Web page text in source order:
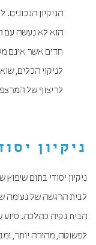
הניקיון
הוא לא נעשה עם
חדים אשר אינם
לניקוי הכלים,
לריצוף של
ניקיון
ניקיון יסודי בתום
לבית הרגשה של נעימה
הבית נקיה כהלכה. סיוע
לפשוטה, מהירה יותר,